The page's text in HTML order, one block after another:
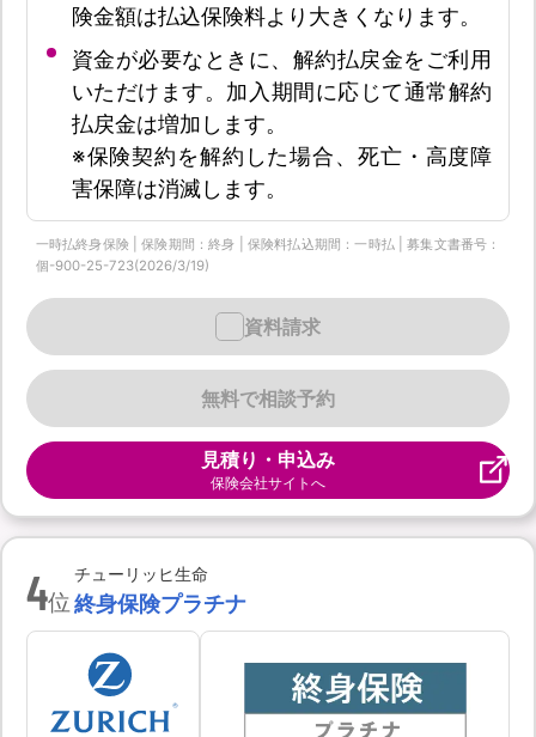
険金額は払込保険料より大きくなります。
資金が必要なときに、解約払戻金をご利用
いただけます。加入期間に応じて通常解約
払戻金は増加します。
※保険契約を解約した場合、死亡・高度障
害保障は消滅します。
一時払終身保険 | 保険期間：終身 | 保険料払込期間：一時払 | 募集文書番号：
個-900-25-723(2026/3/19)
無料で相談予約
資料請求
見積り・申込み
保険会社サイトへ
4位
チューリッヒ生命
終身保険プラチナ